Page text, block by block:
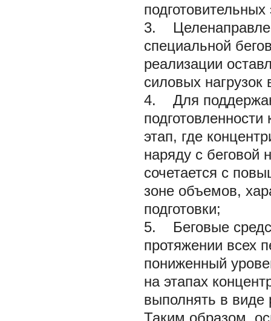
3.
специальной
реализации
силовых
4. Для
этап, где
наряду с беговой
сочетается с
зоне объемов,
подготовки;
5. Беговые
протяжении всех
пониженный
на этапах
выполнять в виде
Таким образом,